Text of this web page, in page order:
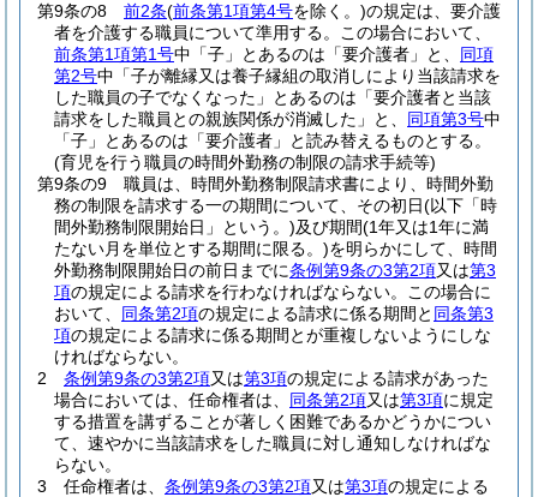
第9条の8
前2条(前条第1項第4号を除く。)の規定は、要介護
者を介護する職員について準用する。
この場合において、
前条第1項第1号中「子」とあるのは「要介護者」と、 同項
第2号中「子が離縁又は養子縁組の取消しにより当該請求を
した職員の子でなくなった」とあるのは「要介護者と当該
請求をした職員との親族関係が消滅した」と、 同項第3号中
「子」とあるのは「要介護者」と読み替えるものとする。
(育児を行う職員の時間外勤務の制限の請求手続等)
第9条の9
職員は、時間外勤務制限請求書により、時間外勤
務の制限を請求する一の期間について、その初日(以下「時
間外勤務制限開始日」という。)及び期間(1年又は1年に満
たない月を単位とする期間に限る。)を明らかにして、時間
外勤務制限開始日の前日までに条例第9条の3第2項又は第3
項の規定による請求を行わなければならない。
この場合に
おいて、 同条第2項の規定による請求に係る期間と 同条第3
項の規定による請求に係る期間とが重複しないようにしな
ければならない。
2
条例第9条の3第2項又は第3項の規定による請求があった
場合においては、任命権者は、 同条第2項又は第3項に規定
する措置を講ずることが著しく困難であるかどうかについ
て、速やかに当該請求をした職員に対し通知しなければな
らない。
3
任命権者は、 条例第9条の3第2項又は第3項の規定による